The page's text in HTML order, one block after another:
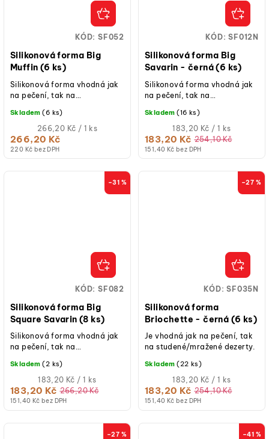
Silikonová forma Big
Muffin (6 ks)
220 Kč bez DPH
266,20 Kč
Měrná
cena:
266,20 Kč / 1 ks
Skladem (6 ks)
Silikonová forma vhodná jak
na pečení, tak na
KÓD: SF052
Silikonová forma Big
Savarin - černá (6 ks)
151,40 Kč bez DPH
183,20 Kč 254,10 Kč
Měrná
cena:
183,20 Kč / 1 ks
Skladem (16 ks)
Silikonová forma vhodná jak
na pečení, tak na
KÓD:SF012N
–31 %
Silikonová forma Big
Square Savarin (8 ks)
151,40 Kč bez DPH
183,20 Kč 266,20 Kč
Měrná
cena:
183,20 Kč / 1 ks
Skladem (2 ks)
Silikonová forma vhodná jak
na pečení, tak na
KÓD: SF082
–27 %
Silikonová forma
Briochette - černá (6 ks)
151,40 Kč bez DPH
183,20 Kč 254,10 Kč
Měrná
cena:
183,20 Kč / 1 ks
Skladem (22 ks)
Je vhodná jak na pečení, tak
na studené/mražené dezerty.
KÓD:SF035N
–27 % –41 %